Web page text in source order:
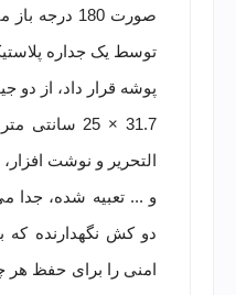
صورت 180
توسط یک جداره
31.7 × 25
التحریر و نوشت
و ... تعبیه شده،
دو کش نگهدارنده
امنی را برای حفظ هر